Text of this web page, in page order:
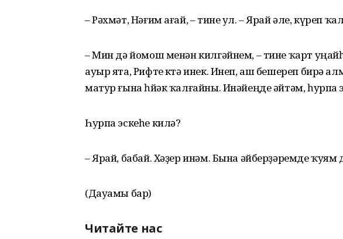
– Рәхмәт, Нәғим ағай, – тине ул. – Ярай әле, күреп
– Мин дә йомош менән килгәйнем, – тине ҡарт
ауыр ята, Рифте көтә инек. Инеп, аш бешереп бирә
матур ғына һөйәк ҡалғайны. Инәйеңде әйтәм, һурпа
Һурпа эскеһе килә?
– Ярай, бабай. Хәҙер инәм. Бына әйберҙәремде ҡуям
(Дауамы бар)
Читайте нас